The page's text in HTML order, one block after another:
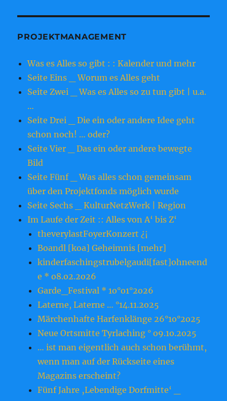
PROJEKTMANAGEMENT
Was es Alles so gibt : : Kalender und mehr
Seite Eins _ Worum es Alles geht
Seite Zwei _ Was es Alles so zu tun gibt | u.a.
…
Seite Drei _ Die ein oder andere Idee geht
schon noch! … oder?
Seite Vier _ Das ein oder andere bewegte
Bild
Seite Fünf _ Was alles schon gemeinsam
über den Projektfonds möglich wurde
Seite Sechs _ KulturNetzWerk | Region
Im Laufe der Zeit :: Alles von A‘ bis Z‘
theverylastFoyerKonzert ¿¡
Boandl [koa] Geheimnis [mehr]
kinderfaschingstrubelgaudi[fast]ohneend
e * o8.o2.2o26
Garde_Festival * 1o°o1°2o26
Laterne, Laterne … °14.11.2o25
Märchenhafte Harfenklänge 26°1o°2o25
Neue Ortsmitte Tyrlaching ° o9.1o.2o25
… ist man eigentlich auch schon berühmt,
wenn man auf der Rückseite eines
Magazins erscheint?
Fünf Jahre ‚Lebendige Dorfmitte‘ _